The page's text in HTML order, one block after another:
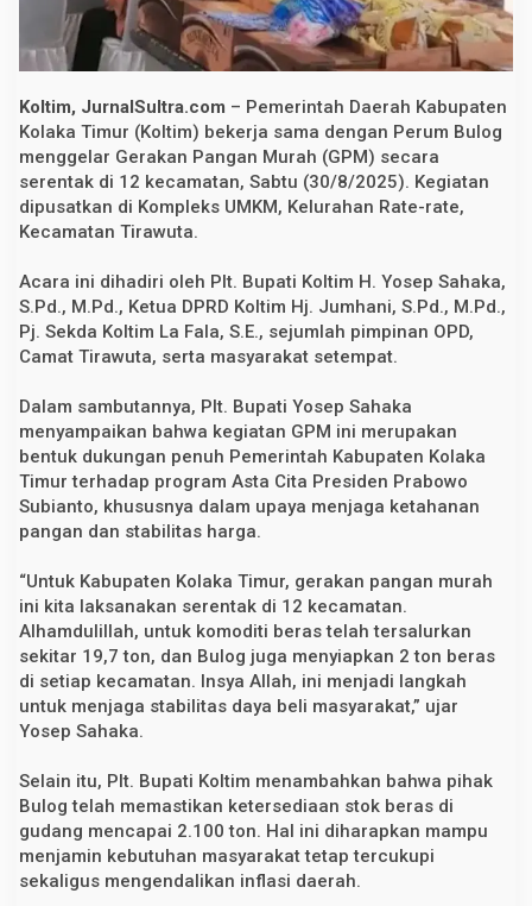
a
n
a
n
M
u
r
a
h
d
2
K
e
c
a
t
a
n
Koltim, JurnalSultra.com – Pemerintah Daerah Kabupaten
Kolaka Timur (Koltim) bekerja sama dengan Perum Bulog
menggelar Gerakan Pangan Murah (GPM) secara
serentak di 12 kecamatan, Sabtu (30/8/2025). Kegiatan
dipusatkan di Kompleks UMKM, Kelurahan Rate-rate,
Kecamatan Tirawuta.
Acara ini dihadiri oleh Plt. Bupati Koltim H. Yosep Sahaka,
S.Pd., M.Pd., Ketua DPRD Koltim Hj. Jumhani, S.Pd., M.Pd.,
Pj. Sekda Koltim La Fala, S.E., sejumlah pimpinan OPD,
Camat Tirawuta, serta masyarakat setempat.
Dalam sambutannya, Plt. Bupati Yosep Sahaka
menyampaikan bahwa kegiatan GPM ini merupakan
bentuk dukungan penuh Pemerintah Kabupaten Kolaka
Timur terhadap program Asta Cita Presiden Prabowo
Subianto, khususnya dalam upaya menjaga ketahanan
pangan dan stabilitas harga.
“Untuk Kabupaten Kolaka Timur, gerakan pangan murah
ini kita laksanakan serentak di 12 kecamatan.
Alhamdulillah, untuk komoditi beras telah tersalurkan
sekitar 19,7 ton, dan Bulog juga menyiapkan 2 ton beras
di setiap kecamatan. Insya Allah, ini menjadi langkah
untuk menjaga stabilitas daya beli masyarakat,” ujar
Yosep Sahaka.
Selain itu, Plt. Bupati Koltim menambahkan bahwa pihak
Bulog telah memastikan ketersediaan stok beras di
gudang mencapai 2.100 ton. Hal ini diharapkan mampu
menjamin kebutuhan masyarakat tetap tercukupi
sekaligus mengendalikan inflasi daerah.